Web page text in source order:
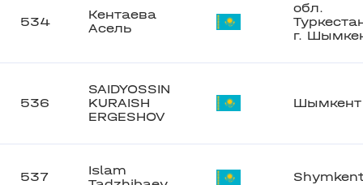
534
Кентаева
Асель
обл.
г.
536
SAIDYOSSIN
KURAISH
ERGESHOV
Шымкент
537
Islam